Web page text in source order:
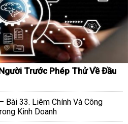
Trước Phép Thử Về Đầu
Bài 33. Liêm Chính Và Công
Kinh Doanh